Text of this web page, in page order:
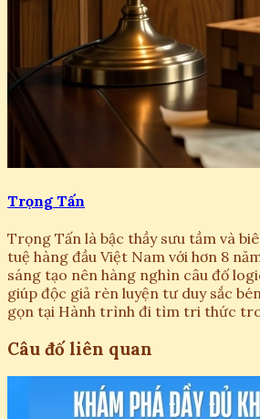
Trọng Tấn
Trọng Tấn là bậc thầy sưu tầm và
tuệ hàng đầu Việt Nam với hơn 8
sáng tạo nên hàng nghìn câu đố
giúp độc giả rèn luyện tư duy sắc
gọn tại Hành trình đi tìm tri thức
Câu đố liên quan